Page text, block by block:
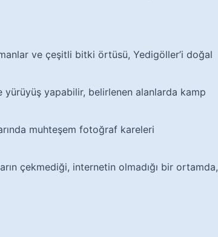
ve çeşitli bitki örtüsü, Yedigöller’i doğal
yürüyüş yapabilir, belirlenen alanlarda kamp
muhteşem fotoğraf kareleri
çekmediği, internetin olmadığı bir ortamda,